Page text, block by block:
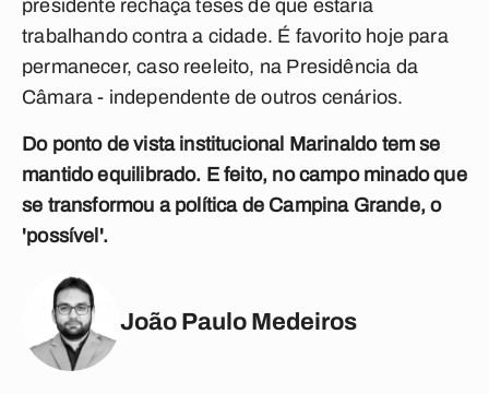
presidente rechaça teses de que estaria
trabalhando contra a cidade. É favorito hoje para
permanecer, caso reeleito, na Presidência da
Câmara - independente de outros cenários.
Do ponto de vista institucional Marinaldo tem se
mantido equilibrado. E feito, no campo minado que
se transformou a política de Campina Grande, o
'possível'.
João Paulo Medeiros